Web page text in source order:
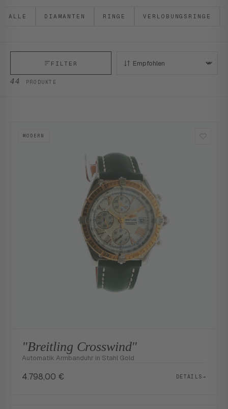
ALLE DIAMANTEN RINGE VERLOBUNGSRINGE
44 PRODUKTE
FILTER SORTIEREN:
MODERN
"Breitling Crosswind"
Automatik Armbanduhr in Stahl Gold
4.798,00 € DETAILS→